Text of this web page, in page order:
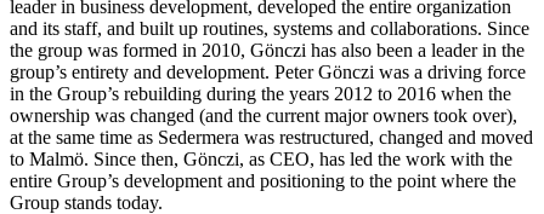
leader in business development, developed the entire organization
and its staff, and built up routines, systems and collaborations. Since
the group was formed in 2010, Gönczi has also been a leader in the
group’s entirety and development. Peter Gönczi was a driving force
in the Group’s rebuilding during the years 2012 to 2016 when the
ownership was changed (and the current major owners took over),
at the same time as Sedermera was restructured, changed and moved
to Malmö. Since then, Gönczi, as CEO, has led the work with the
entire Group’s development and positioning to the point where the
Group stands today.